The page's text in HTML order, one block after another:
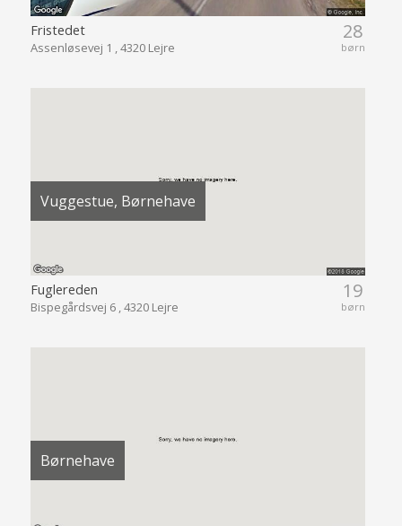
28
børn
Fristedet
Assenløsevej 1 , 4320 Lejre
Vuggestue, Børnehave
19
børn
Fuglereden
Bispegårdsvej 6 , 4320 Lejre
Børnehave